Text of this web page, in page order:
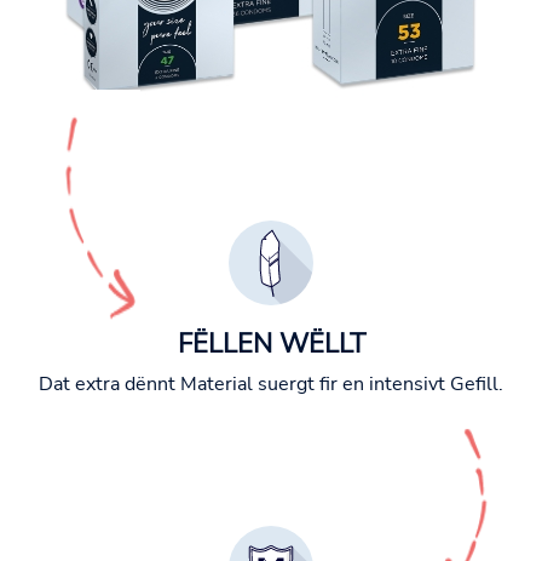
FËLLEN WËLLT
Dat extra dënnt Material suergt fir en intensivt Gefill.